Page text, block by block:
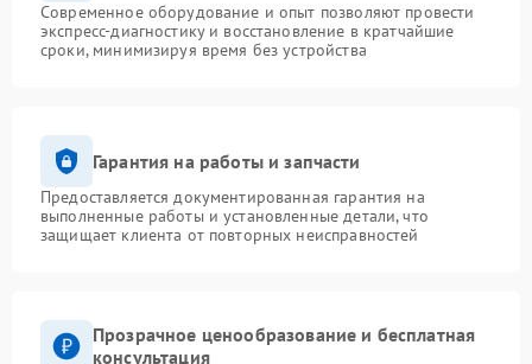
Современное оборудование и опыт позволяют провести
экспресс-диагностику и восстановление в кратчайшие
сроки, минимизируя время без устройства
Гарантия на работы и запчасти
Предоставляется документированная гарантия на
выполненные работы и установленные детали, что
защищает клиента от повторных неисправностей
Прозрачное ценообразование и бесплатная
консультация